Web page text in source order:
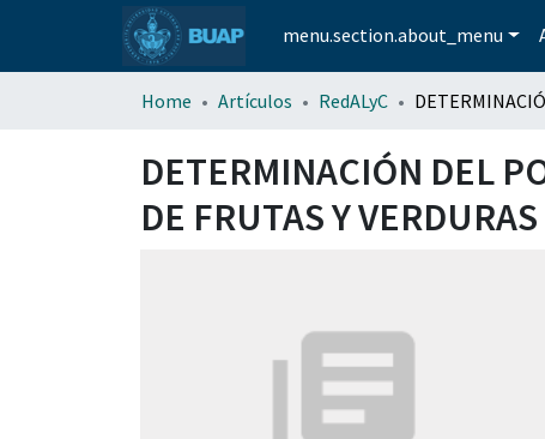
menu.section.about_menu
Home Artículos RedALyC
DETERMINACIÓN DEL
DE FRUTAS Y